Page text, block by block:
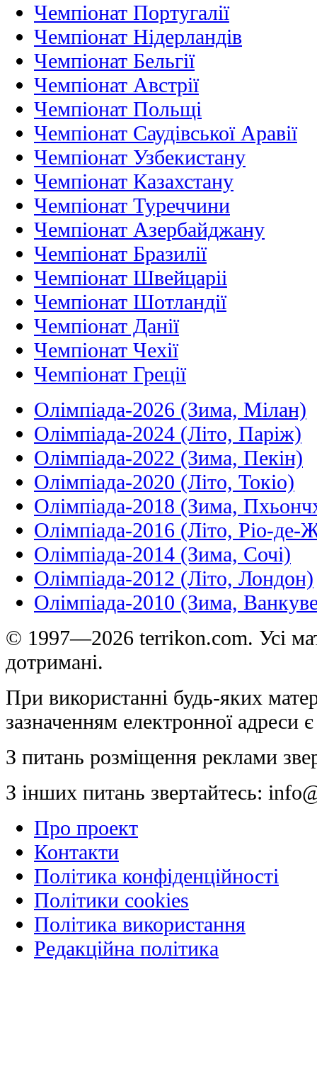
Чемпіонат Португалії
Чемпіонат Нідерландiв
Чемпіонат Бельгії
Чемпіонат Австрії
Чемпіонат Польщі
Чемпіонат Саудівської Аравії
Чемпіонат Узбекистану
Чемпіонат Казахстану
Чемпіонат Туреччини
Чемпіонат Азербайджану
Чемпіонат Бразилії
Чемпіонат Швейцаріі
Чемпіонат Шотландії
Чемпіонат Данії
Чемпіонат Чехії
Чемпіонат Греції
Олімпіада-2026 (Зима, Мілан)
Олімпіада-2024 (Літо, Паріж)
Олімпіада-2022 (Зима, Пекін)
Олімпіада-2020 (Літо, Токіо)
Олімпіада-2018 (Зима,
Олімпіада-2016 (Літо, Ріо-де-
Олімпіада-2014 (Зима, Сочі)
Олімпіада-2012 (Літо, Лондон)
Олімпіада-2010 (Зима,
© 1997—2026 terrikon.com. Усі
дотримані.
При використанні будь-яких
зазначенням електронної адреси
З питань розміщення реклами
З інших питань звертайтесь:
Про проект
Контакти
Політика конфіденційності
Політики cookies
Політика використання
Редакційна політика